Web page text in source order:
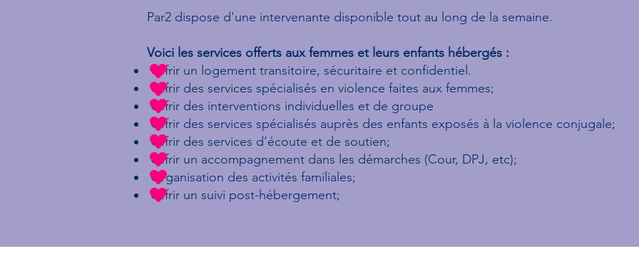
Par2 dispose d'une intervenante disponible tout au long de la semaine.
Voici les services offerts aux femmes et leurs enfants hébergés :
Offrir un logement transitoire, sécuritaire et confidentiel.
Offrir des services spécialisés en violence faites aux femmes;
Offrir des interventions individuelles et de groupe
Offrir des services spécialisés auprès des enfants exposés à la violence conjugale;
Offrir des services d’écoute et de soutien;
Offrir un accompagnement dans les démarches (Cour, DPJ, etc);
Organisation des activités familiales;
Offrir un suivi post-hébergement;​